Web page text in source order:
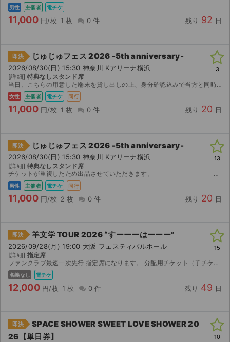
男性 主催者 電チケ
11,000 円/枚 1 枚 0 件 残り 92 日
即決 じゅじゅフェス 2026 -5th anniversary-
2026/08/30(日) 15:30 神奈川 Kアリーナ横浜
[詳細] 特典なしスタンド席
当日、こちらの用意した端末を貸し出しの上、身分確認込みで当方と同時入場していただきます。 単番で当選しているチケットのお譲りとなりますので、買い手へのチケット分配はありません。 入場しました...
女性 主催者 電チケ 同行
11,000 円/枚 1 枚 0 件 残り 20 日
3
即決 じゅじゅフェス 2026 -5th anniversary-
2026/08/30(日) 15:30 神奈川 Kアリーナ横浜
[詳細] 特典なしスタンド席
チケットが重複したため出品させていただきます。 会場内で待ち合わせをして同時入場していただきます。 申し訳ないのですが、当方が選ばなかった方の席をお譲りする形になります。
男性 主催者 電チケ 同行
11,000 円/枚 2 枚 0 件 残り 20 日
13
即決 羊文学 TOUR 2026 “すーーーはーーー”
2026/09/28(月) 19:00 大阪 フェスティバルホール
[詳細] 指定席
ファンクラブ最速一次先行 指定席になります。 分配用チケット（子チケット）になりますので、ご自身の名義で、ご入場いただけます。 チケットぴあ（MOALA）で、分配させていただきますので、あ...
名義なし 電チケ
12,000 円/枚 1 枚 0 件 残り 49 日
15
即決
SPACE SHOWER SWEET LOVE SHOWER 20
26【単日券】
10